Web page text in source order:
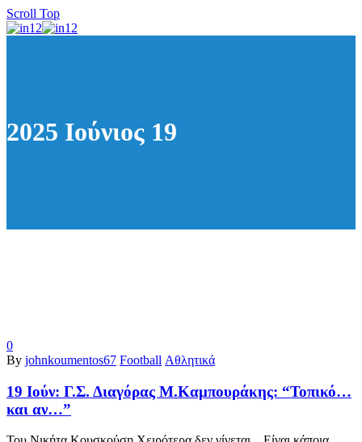
Scroll Top
2025 Ιούνιος 19
0
By johnkoumentos67 Football Αθλητικά
19 Ιούν: Γ.Σ. Διαγόρας Μ.Καμπουράκης: “Τοπικό…
και αν…”